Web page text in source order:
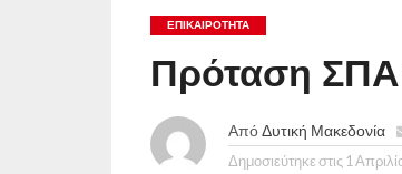
ΕΠΙΚΑΙΡΟΤΗΤΑ
Πρόταση
ΑπόΔυτική Μακεδονία
Δημοσιεύτηκε στις 1